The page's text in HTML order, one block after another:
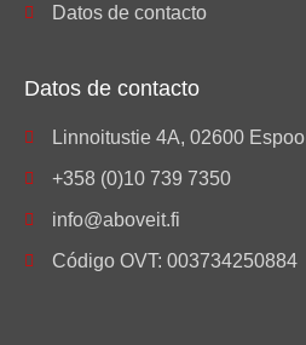
Datos de contacto
Datos de contacto
Linnoitustie 4A, 02600 Espoo
+358 (0)10 739 7350
info@aboveit.fi
Código OVT: 003734250884